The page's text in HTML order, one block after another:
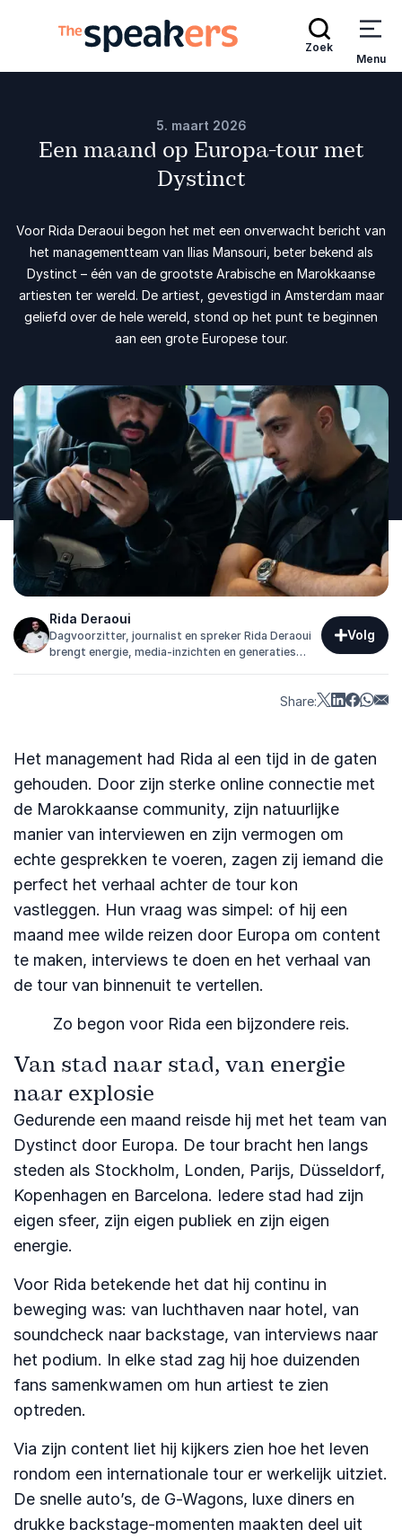
Zoek
Menu
5. maart 2026
Een maand op Europa-tour met
Dystinct
Voor Rida Deraoui begon het met een onverwacht bericht van
het managementteam van Ilias Mansouri, beter bekend als
Dystinct – één van de grootste Arabische en Marokkaanse
artiesten ter wereld. De artiest, gevestigd in Amsterdam maar
geliefd over de hele wereld, stond op het punt te beginnen
aan een grote Europese tour.
Rida Deraoui
Dagvoorzitter, journalist en spreker Rida Deraoui
brengt energie, media-inzichten en generaties
Volg
Share:
Het management had Rida al een tijd in de gaten
gehouden. Door zijn sterke online connectie met
de Marokkaanse community, zijn natuurlijke
manier van interviewen en zijn vermogen om
echte gesprekken te voeren, zagen zij iemand die
perfect het verhaal achter de tour kon
vastleggen. Hun vraag was simpel: of hij een
maand mee wilde reizen door Europa om content
te maken, interviews te doen en het verhaal van
de tour van binnenuit te vertellen.
Zo begon voor Rida een bijzondere reis.
Van stad naar stad, van energie
naar explosie
Gedurende een maand reisde hij met het team van
Dystinct door Europa. De tour bracht hen langs
steden als Stockholm, Londen, Parijs, Düsseldorf,
Kopenhagen en Barcelona. Iedere stad had zijn
eigen sfeer, zijn eigen publiek en zijn eigen
energie.
Voor Rida betekende het dat hij continu in
beweging was: van luchthaven naar hotel, van
soundcheck naar backstage, van interviews naar
het podium. In elke stad zag hij hoe duizenden
fans samenkwamen om hun artiest te zien
optreden.
Via zijn content liet hij kijkers zien hoe het leven
rondom een internationale tour er werkelijk uitziet.
De snelle auto’s, de G-Wagons, luxe diners en
drukke backstage-momenten maakten deel uit